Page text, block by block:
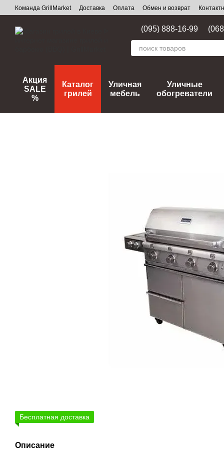
Перейти к основному контенту
Команда GrillMarket Доставка Оплата Обмен и возврат
(095) 888-16-99
Акция
SALE
%
Каталог
грилей
Уличная
мебель
Уличные
обогреватели
Бесплатная доставка
Описание